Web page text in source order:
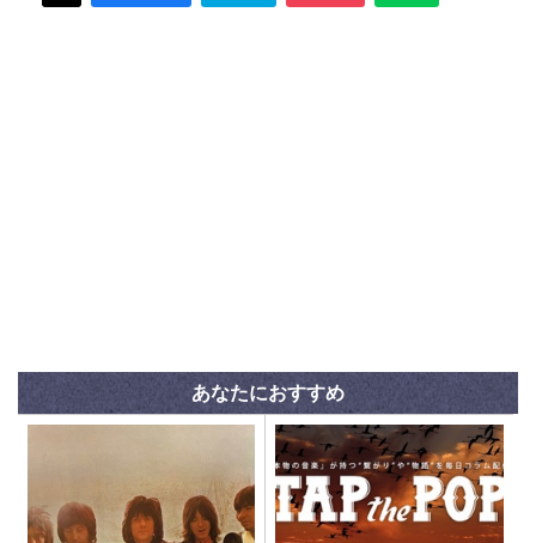
あなたにおすすめ